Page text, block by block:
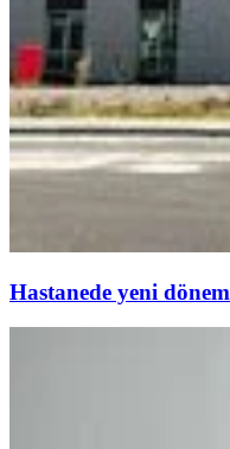
Hastanede yeni dönem